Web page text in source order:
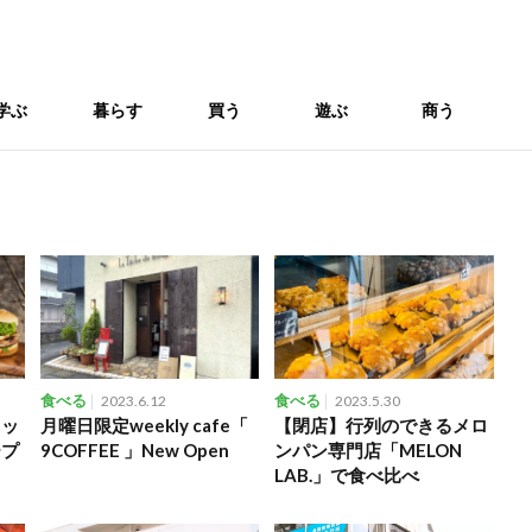
ぶ 暮らす 買う 遊ぶ 商う
食べる 2023.6.12
月曜日限定weekly cafe「
9COFFEE 」New Open
食べる 2023.5.30
【閉店】行列のできるメロ
ンパン専門店「MELON
LAB.」で食べ比べ